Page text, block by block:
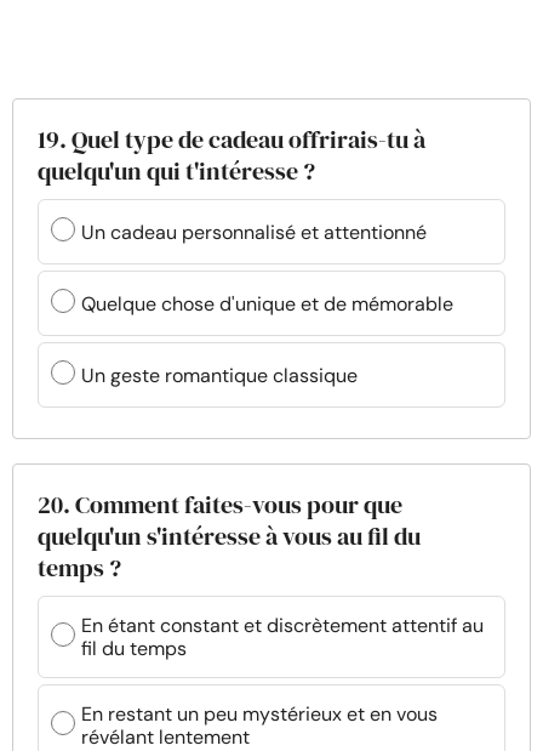
19. Quel type de cadeau offrirais-tu à
quelqu'un qui t'intéresse ?
Un cadeau personnalisé et attentionné
Quelque chose d'unique et de mémorable
Un geste romantique classique
20. Comment faites-vous pour que
quelqu'un s'intéresse à vous au fil du
temps ?
En étant constant et discrètement attentif au
fil du temps
En restant un peu mystérieux et en vous
révélant lentement